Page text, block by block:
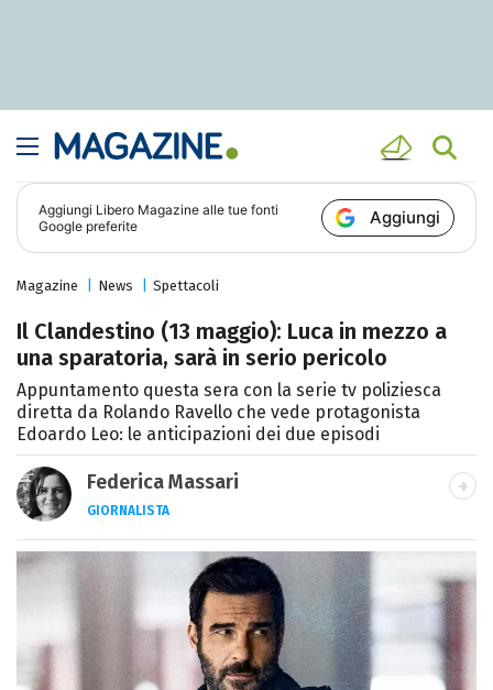
Aggiungi Libero Magazine alle tue fonti
Google preferite
Aggiungi
Magazine News Spettacoli
Il Clandestino (13 maggio): Luca in mezzo a
una sparatoria, sarà in serio pericolo
Appuntamento questa sera con la serie tv poliziesca
diretta da Rolando Ravello che vede protagonista
Edoardo Leo: le anticipazioni dei due episodi
Federica Massari
GIORNALISTA
LINKEDIN
INSTAGRAM FACEBOOK
Giornalista nata nella città di Parthenope,
si definisce "madriletana". Da anni scrive
(per un numero imprecisato di testate) di
spettacoli e musica, TV e calcio.